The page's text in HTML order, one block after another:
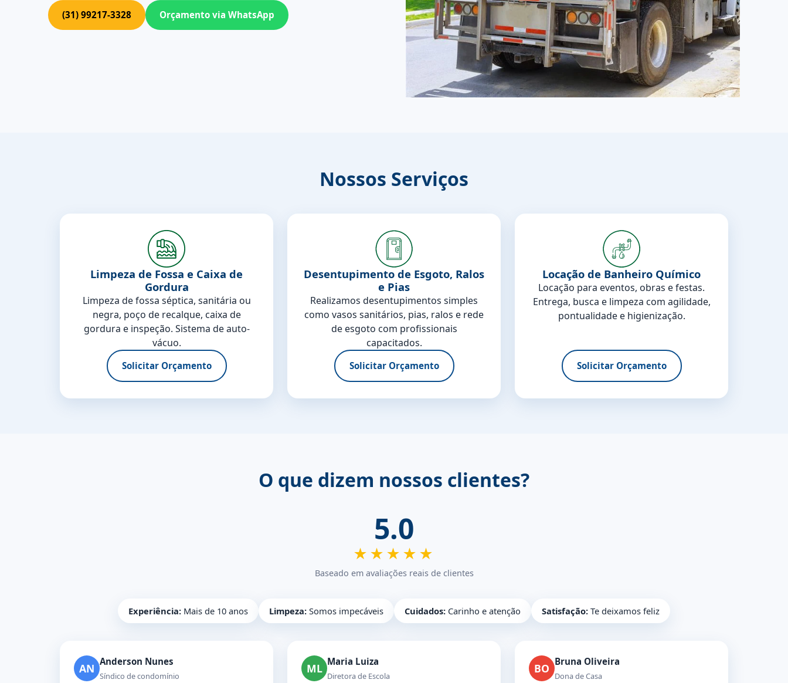
(31) 99217-3328 Orçamento via WhatsApp
Nossos Serviços
Limpeza de Fossa e Caixa de
Gordura
Limpeza de fossa séptica, sanitária ou
negra, poço de recalque, caixa de
gordura e inspeção. Sistema de auto-
vácuo.
Solicitar Orçamento
Desentupimento de Esgoto, Ralos
e Pias
Realizamos desentupimentos simples
como vasos sanitários, pias, ralos e rede
de esgoto com profissionais
capacitados.
Solicitar Orçamento
Locação de Banheiro Químico
Locação para eventos, obras e festas.
Entrega, busca e limpeza com agilidade,
pontualidade e higienização.
Solicitar Orçamento
O que dizem nossos clientes?
5.0
★★★★★
Baseado em avaliações reais de clientes
Experiência: Mais de 10 anos Limpeza: Somos impecáveis Cuidados: Carinho e atenção Satisfação: Te deixamos feliz
AN Anderson Nunes
Síndico de condomínio
ML Maria Luiza
Diretora de Escola
BO Bruna Oliveira
Dona de Casa